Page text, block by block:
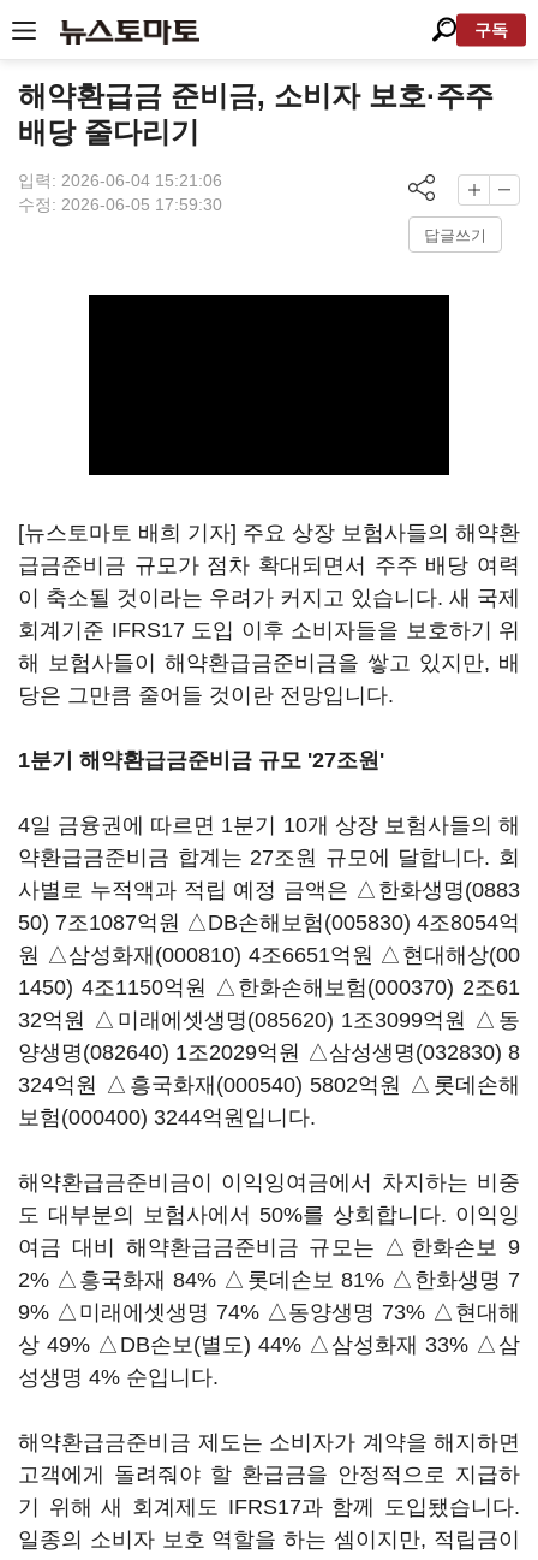
구독
해약환급금 준비금, 소비자 보호·주주
배당 줄다리기
입력: 2026-06-04 15:21:06
수정: 2026-06-05 17:59:30
답글쓰기
[뉴스토마토 배희 기자] 주요 상장 보험사들의 해약환
급금준비금 규모가 점차 확대되면서 주주 배당 여력
이 축소될 것이라는 우려가 커지고 있습니다. 새 국제
회계기준 IFRS17 도입 이후 소비자들을 보호하기 위
해 보험사들이 해약환급금준비금을 쌓고 있지만, 배
당은 그만큼 줄어들 것이란 전망입니다.
1분기 해약환급금준비금 규모 '27조원'
4일 금융권에 따르면 1분기 10개 상장 보험사들의 해
약환급금준비금 합계는 27조원 규모에 달합니다. 회
사별로 누적액과 적립 예정 금액은 △ 한화생명(0883
50) 7조1087억원 △DB손해보험(005830) 4조8054억
원 △삼성화재(000810) 4조6651억원 △ 현대해상(00
1450) 4조1150억원 △ 한화손해보험(000370) 2조61
32억원 △ 미래에셋생명(085620) 1조3099억원 △ 동
양생명(082640) 1조2029억원 △삼성생명(032830) 8
324억원 △ 흥국화재(000540) 5802억원 △ 롯데손해
보험(000400) 3244억원입니다.
해약환급금준비금이 이익잉여금에서 차지하는 비중
도 대부분의 보험사에서 50%를 상회합니다. 이익잉
여금 대비 해약환급금준비금 규모는 △한화손보 9
2% △흥국화재 84% △롯데손보 81% △한화생명 7
9% △미래에셋생명 74% △동양생명 73% △현대해
상 49% △DB손보(별도) 44% △삼성화재 33% △삼
성생명 4% 순입니다.
해약환급금준비금 제도는 소비자가 계약을 해지하면
고객에게 돌려줘야 할 환급금을 안정적으로 지급하
기 위해 새 회계제도 IFRS17과 함께 도입됐습니다.
일종의 소비자 보호 역할을 하는 셈이지만, 적립금이